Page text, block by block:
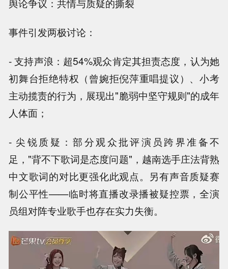
舆论争议：共情与质疑的撕裂
事件引发两极讨论：
- 支持声浪：超54%观众肯定其担责态度，认为她
初舞台拒绝特权（曾婉拒倪萍重唱提议）、小考
主动揽责的行为，展现出"脆弱中坚守规则"的成年
人体面；
- 尖锐质疑：部分观众批评演员跨界准备不
足，"背不下歌词是态度问题"，越南选手庄法背熟
中文歌词的对比更强化此观点。另有声音质疑赛
制公平性——临时将直播改录播被疑控票，全演
员组对阵专业歌手也存在实力失衡。